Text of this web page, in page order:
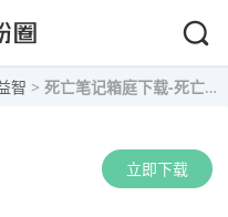
智 > 死亡笔记箱庭下载-死亡笔记箱庭免费版 v1.3.0安卓版下载
立即下载